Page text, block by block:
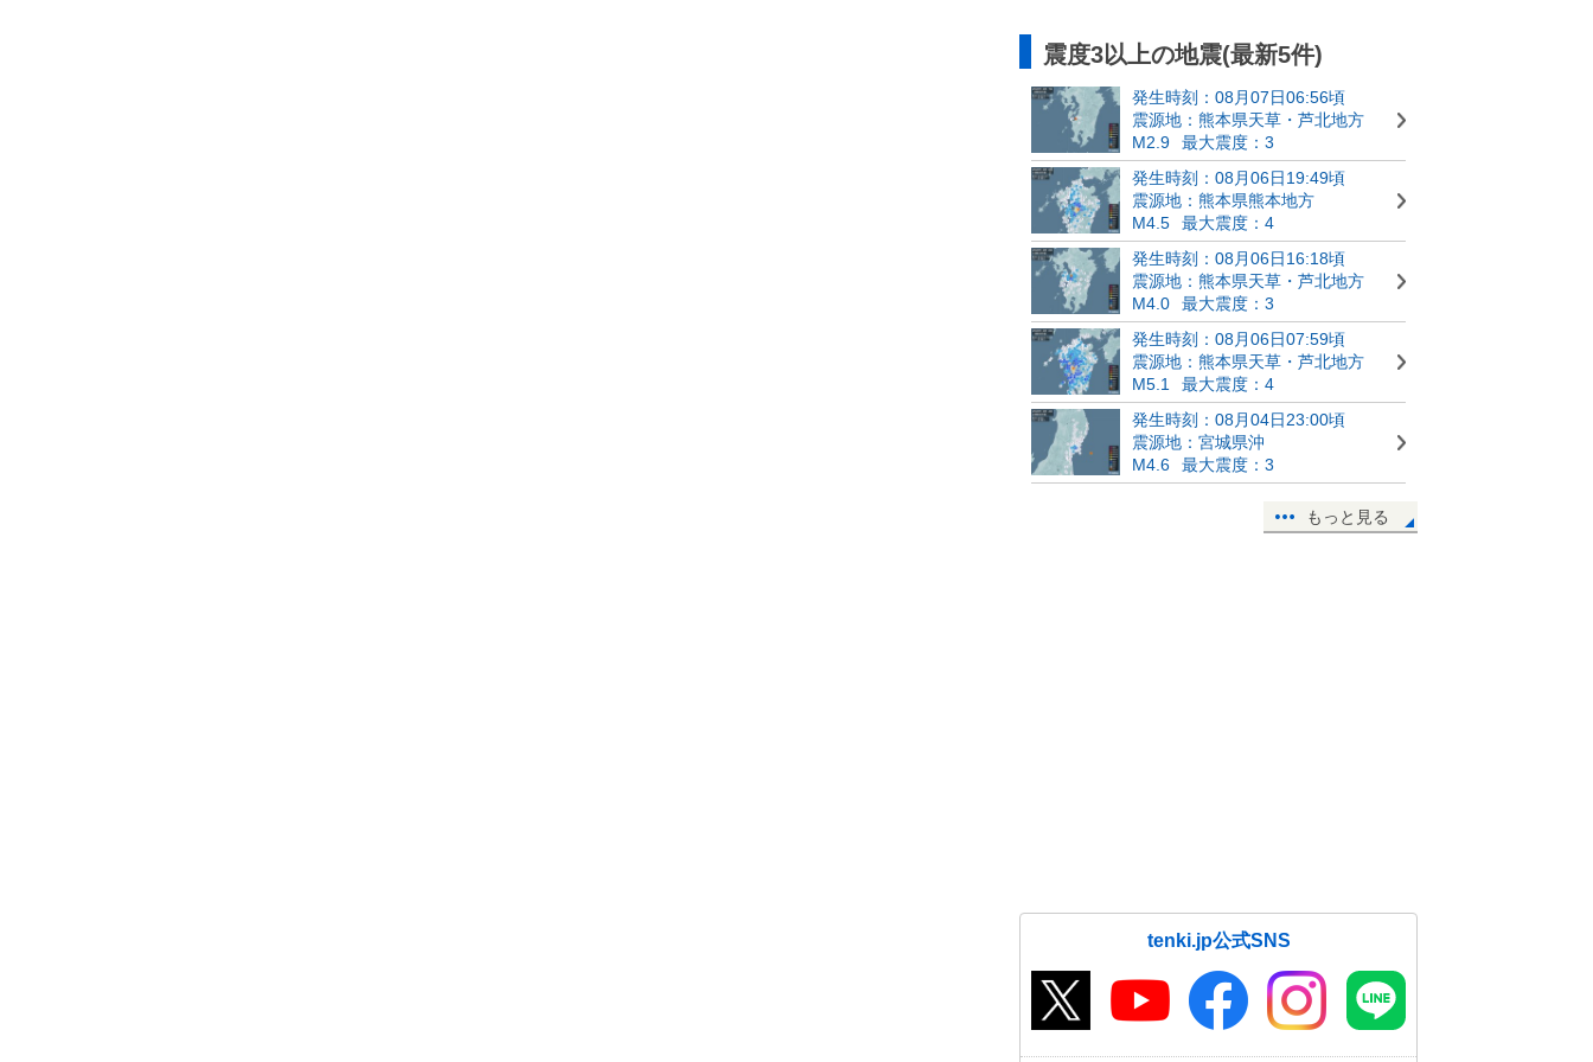
震度3以上の地震(最新5件)
発生時刻：08月07日06:56頃
震源地：熊本県天草・芦北地方
M2.9
最大震度：3
発生時刻：08月06日19:49頃
震源地：熊本県熊本地方
M4.5
最大震度：4
発生時刻：08月06日16:18頃
震源地：熊本県天草・芦北地方
M4.0
最大震度：3
発生時刻：08月06日07:59頃
震源地：熊本県天草・芦北地方
M5.1
最大震度：4
発生時刻：08月04日23:00頃
震源地：宮城県沖
M4.6
最大震度：3
もっと見る
tenki.jp公式SNS